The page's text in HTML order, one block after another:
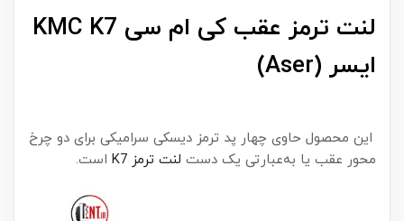
لنت ترمز عقب کی ام سی KMC K7
ایسر (Aser)
این محصول حاوی چهار پد ترمز دیسکی سرامیکی برای دو چرخ
محور عقب یا به‌عبارتی یک دست لنت ترمز K7 است.